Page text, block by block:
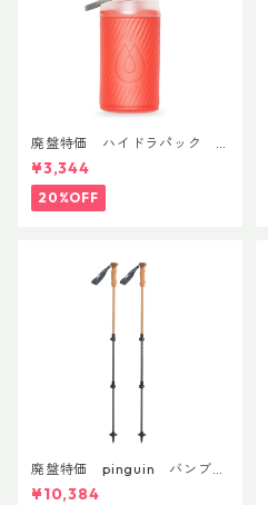
廃盤特価 ハイドラパック
フラックス 750ml
¥3,344
20%OFF
廃盤特価 pinguin バンブー
FLフォーム(ペア)
¥10,384